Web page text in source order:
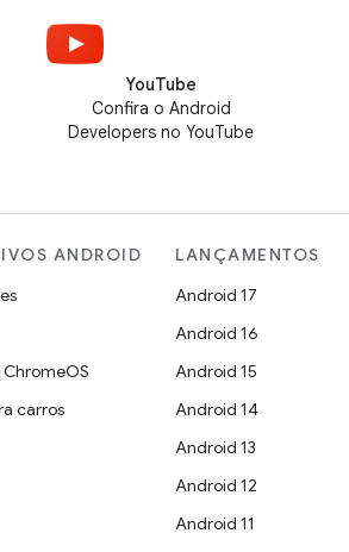
YouTube
Confira o Android
Developers no YouTube
ANDROID
ChromeOS
carros
LANÇAMENTOS
Android 17
Android 16
Android 15
Android 14
Android 13
Android 12
Android 11